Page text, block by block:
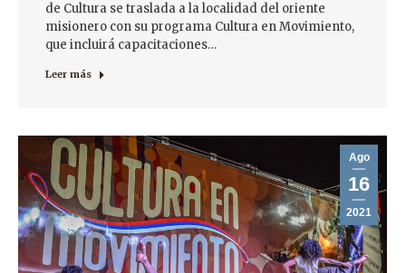
de Cultura se traslada a la localidad del oriente
misionero con su programa Cultura en Movimiento,
que incluirá capacitaciones…
Leer más
Ago
16
2021